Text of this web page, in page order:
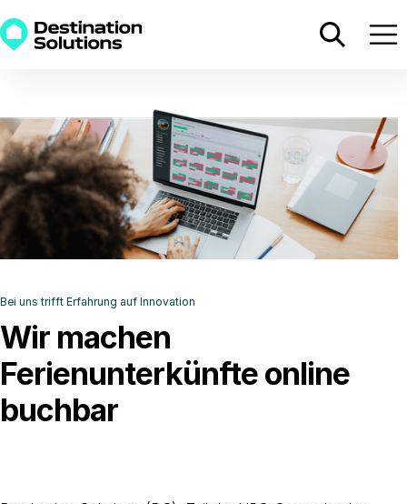
Bei uns trifft Erfahrung auf Innovation
Wir machen
Ferienunterkünfte online
buchbar